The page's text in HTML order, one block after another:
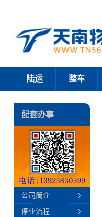
陆运 整车
配套办事
公司简介
停业流程